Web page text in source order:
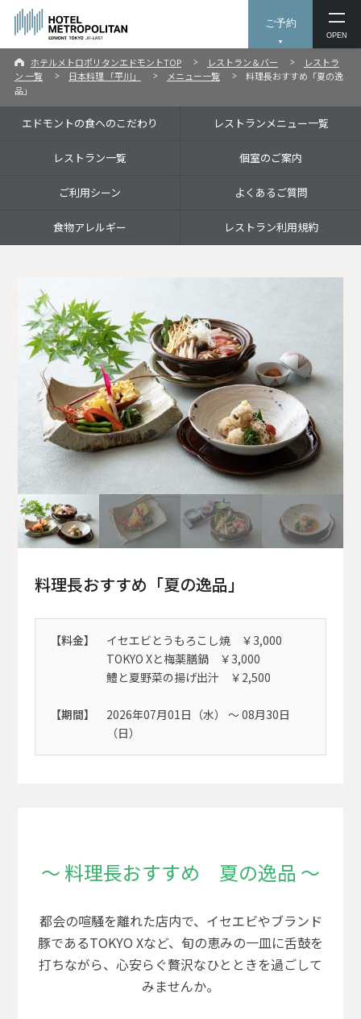
ご予約
OPEN
ホテルメトロポリタンエドモントTOP レストラン＆バー
レストラ
ン 一覧
日本料理 「平川」 メニュー一覧
料理長おすすめ「夏の逸
品」
エドモントの食へのこだわり レストランメニュー一覧
レストラン一覧 個室のご案内
ご利用シーン よくあるご質問
食物アレルギー レストラン利用規約
料理長おすすめ「夏の逸品」
【料金】
イセエビとうもろこし焼 ￥3,000
TOKYO Xと梅薬膳鍋 ￥3,000
鱧と夏野菜の揚げ出汁 ￥2,500
【期間】
2026年07月01日（水） 〜 08月30日
（日）
～ 料理長おすすめ 夏の逸品 ～
都会の喧騒を離れた店内で、イセエビやブランド
豚であるTOKYO Xなど、旬の恵みの一皿に舌鼓を
打ちながら、心安らぐ贅沢なひとときを過ごして
みませんか。